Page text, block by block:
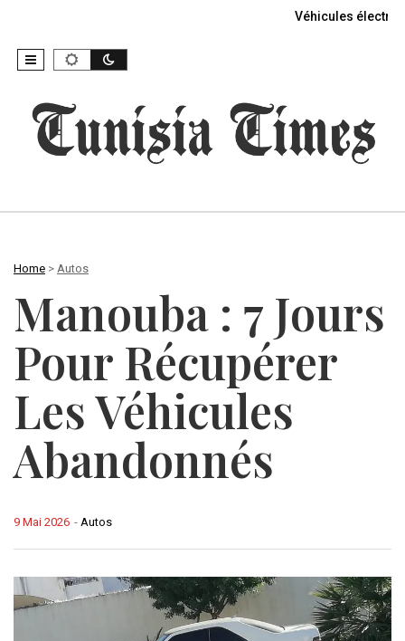
Véhicules
Home > Autos
Manouba : 7 Jours
Pour Récupérer
Les Véhicules
Abandonnés
- Autos
9 Mai 2026